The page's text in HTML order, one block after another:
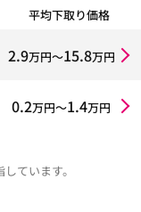
平均下取り価格
2.9万円〜15.8万円
0.2万円〜1.4万円
ています。